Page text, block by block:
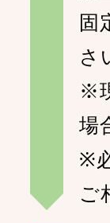
固
さ
※
場
※
ご